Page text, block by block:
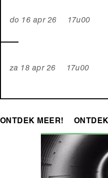
do 16 apr 26 17u00
za 18 apr 26 17u00
ONTDEK MEER!